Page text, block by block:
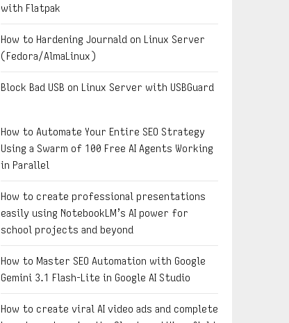
with Flatpak
How to Hardening Journald on Linux Server
(Fedora/AlmaLinux)
Block Bad USB on Linux Server with USBGuard
How to Automate Your Entire SEO Strategy
Using a Swarm of 100 Free AI Agents Working
in Parallel
How to create professional presentations
easily using NotebookLM’s AI power for
school projects and beyond
How to Master SEO Automation with Google
Gemini 3.1 Flash-Lite in Google AI Studio
How to create viral AI video ads and complete